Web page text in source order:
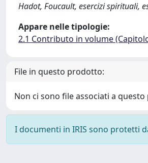
Hadot, Foucault, esercizi spirituali,
Appare nelle tipologie:
2.1 Contributo in volume
File in questo prodotto:
Non ci sono file associati a
I documenti in IRIS sono protetti